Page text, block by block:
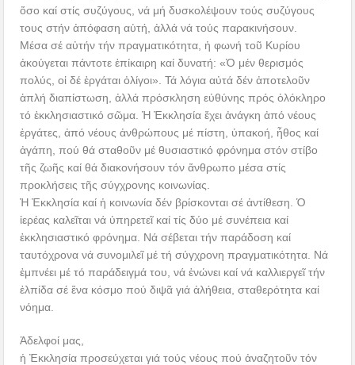
ὅσο καί στίς συζύγους, νά μή δυσκολέψουν τούς συζύγους
τους στήν ἀπόφαση αὐτή, ἀλλά νά τούς παρακινήσουν.
Μέσα σέ αὐτήν τήν πραγματικότητα, ἡ φωνή τοῦ Κυρίου
ἀκούγεται πάντοτε ἐπίκαιρη καί δυνατή: «Ὁ μέν θερισμός
πολύς, οἱ δέ ἐργάται ὀλίγοι». Τά λόγια αὐτά δέν ἀποτελοῦν
ἁπλή διαπίστωση, ἀλλά πρόσκληση εὐθύνης πρός ὁλόκληρο
τό ἐκκλησιαστικό σῶμα. Ἡ Ἐκκλησία ἔχει ἀνάγκη ἀπό νέους
ἐργάτες, ἀπό νέους ἀνθρώπους μέ πίστη, ὑπακοή, ἦθος καί
ἀγάπη, πού θά σταθοῦν μέ θυσιαστικό φρόνημα στόν στίβο
τῆς ζωῆς καί θά διακονήσουν τόν ἄνθρωπο μέσα στίς
προκλήσεις τῆς σύγχρονης κοινωνίας.
Ἡ Ἐκκλησία καί ἡ κοινωνία δέν βρίσκονται σέ ἀντίθεση. Ὁ
ἱερέας καλεῖται νά ὑπηρετεῖ καί τίς δύο μέ συνέπεια καί
ἐκκλησιαστικό φρόνημα. Νά σέβεται τήν παράδοση καί
ταυτόχρονα νά συνομιλεῖ μέ τή σύγχρονη πραγματικότητα. Νά
ἐμπνέει μέ τό παράδειγμά του, νά ἑνώνει καί νά καλλιεργεῖ τήν
ἐλπίδα σέ ἕνα κόσμο πού διψᾶ γιά ἀλήθεια, σταθερότητα καί
νόημα.
Ἀδελφοί μας,
ἡ Ἐκκλησία προσεύχεται γιά τούς νέους πού ἀναζητοῦν τόν